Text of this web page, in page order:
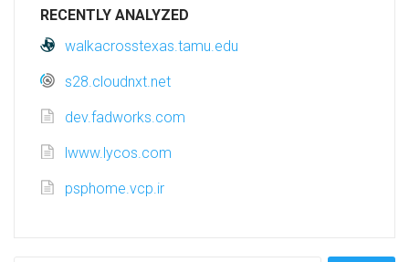
RECENTLY ANALYZED
walkacrosstexas.tamu.edu
s28.cloudnxt.net
dev.fadworks.com
lwww.lycos.com
psphome.vcp.ir